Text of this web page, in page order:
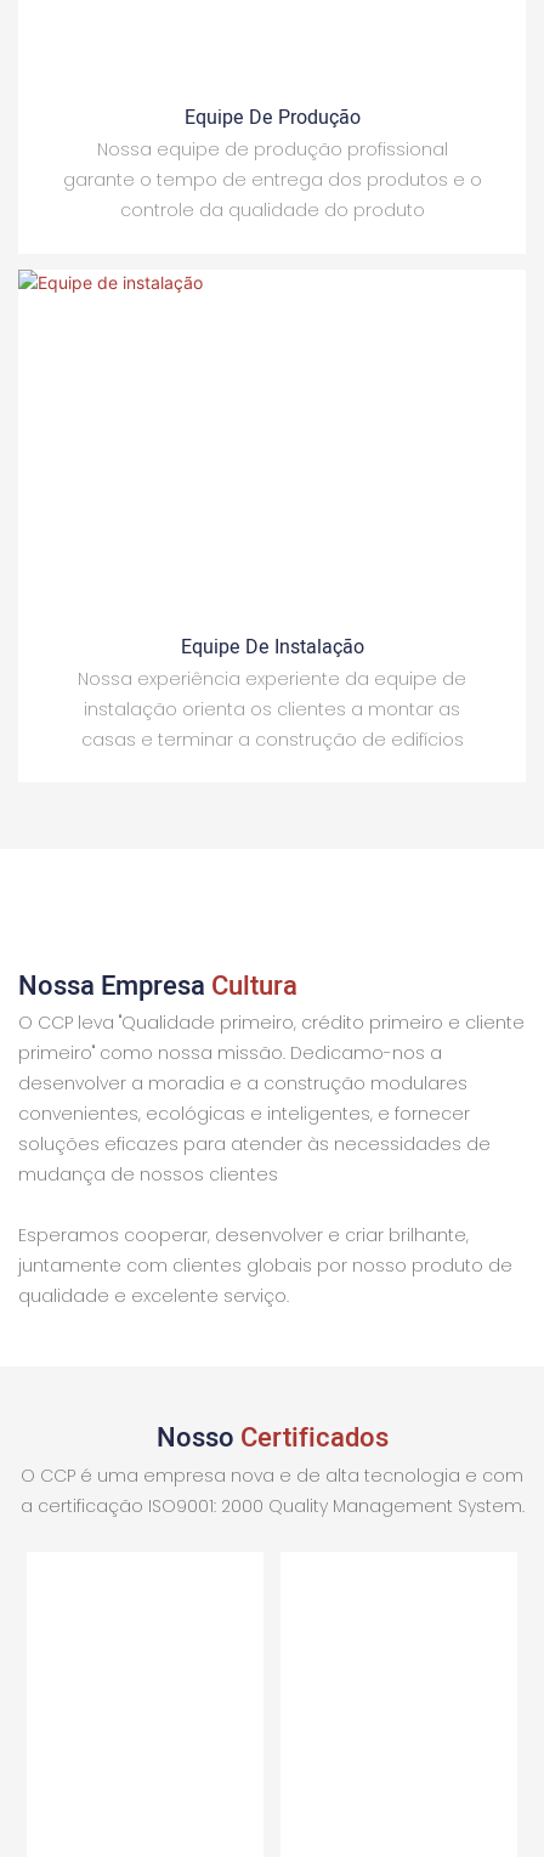
Equipe De Produção
Nossa equipe de produção profissional
garante o tempo de entrega dos produtos e o
controle da qualidade do produto
Equipe De Instalação
Nossa experiência experiente da equipe de
instalação orienta os clientes a montar as
casas e terminar a construção de edifícios
Nossa Empresa Cultura
O CCP leva "Qualidade primeiro, crédito primeiro e cliente
primeiro" como nossa missão. Dedicamo-nos a
desenvolver a moradia e a construção modulares
convenientes, ecológicas e inteligentes, e fornecer
soluções eficazes para atender às necessidades de
mudança de nossos clientes
Esperamos cooperar, desenvolver e criar brilhante,
juntamente com clientes globais por nosso produto de
qualidade e excelente serviço.
Nosso Certificados
O CCP é uma empresa nova e de alta tecnologia e com
a certificação ISO9001: 2000 Quality Management System.